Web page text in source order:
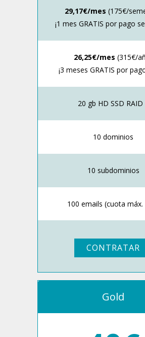
29,17€/mes (175€/
¡1 mes GRATIS por pago
26,25€/mes (315€/
¡3 meses GRATIS por
20 gb HD SSD RAID
10 dominios
10 subdominios
100 emails (cuota máx.
CONTRATAR
Gold